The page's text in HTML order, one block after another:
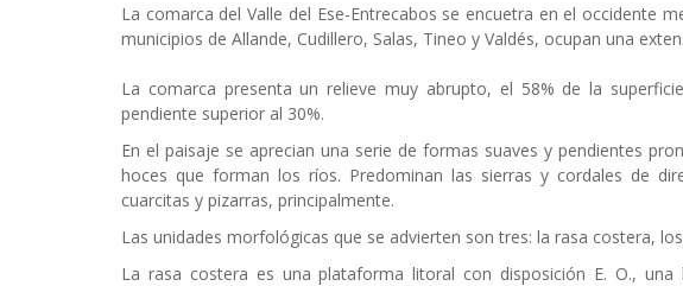
La comarca del Valle del Ese-Entrecabos se encuetra en el occidente
municipios de Allande, Cudillero, Salas, Tineo y Valdés, ocupan una
La comarca presenta un relieve muy abrupto, el 58% de la
pendiente superior al 30%.
En el paisaje se aprecian una serie de formas suaves y pendientes
hoces que forman los ríos. Predominan las sierras y cordales de
cuarcitas y pizarras, principalmente.
Las unidades morfológicas que se advierten son tres: la rasa costera,
La rasa costera es una plataforma litoral con disposición E. O., una